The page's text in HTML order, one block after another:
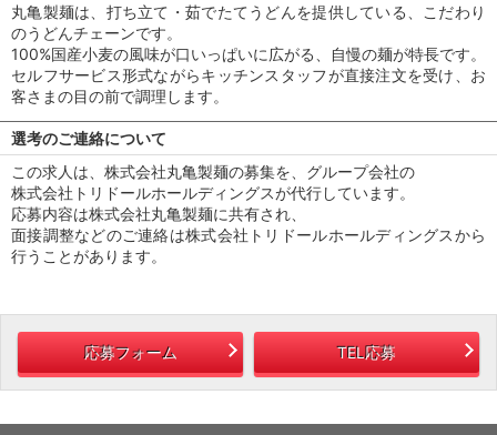
丸亀製麺は、打ち立て・茹でたてうどんを提供している、こだわり
のうどんチェーンです。
100%国産小麦の風味が口いっぱいに広がる、自慢の麺が特長です。
セルフサービス形式ながらキッチンスタッフが直接注文を受け、お
客さまの目の前で調理します。
選考のご連絡について
この求人は、株式会社丸亀製麺の募集を、グループ会社の
株式会社トリドールホールディングスが代行しています。
応募内容は株式会社丸亀製麺に共有され、
面接調整などのご連絡は株式会社トリドールホールディングスから
行うことがあります。
応募フォーム TEL応募